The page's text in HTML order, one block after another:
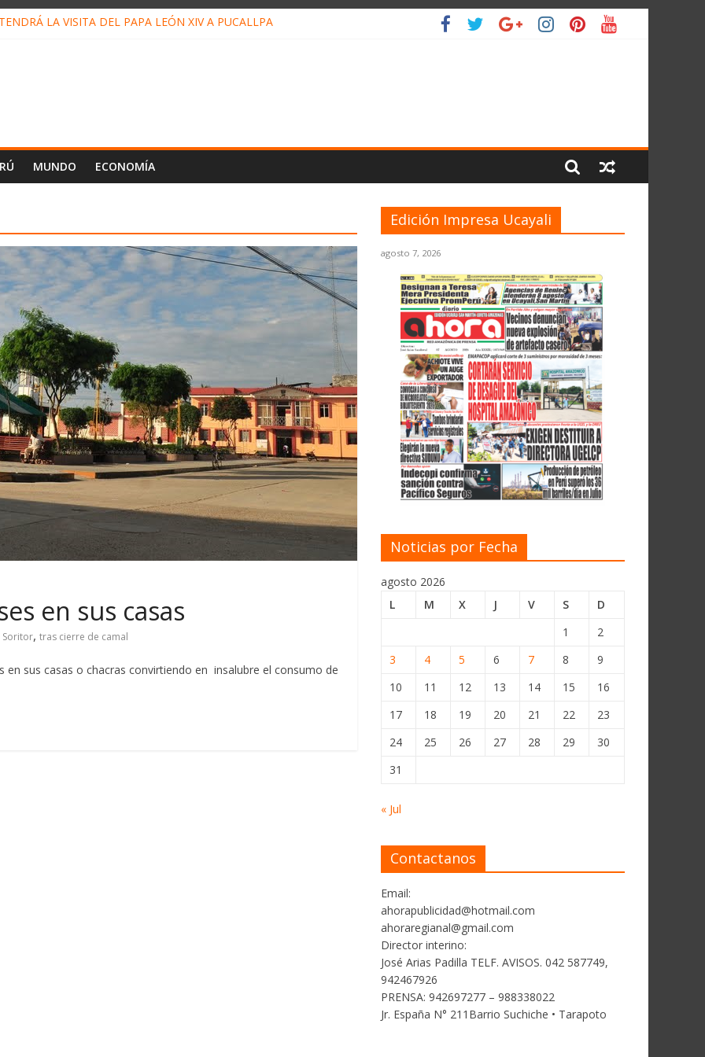
LA VISITA DEL PAPA LEÓN XIV A PUCALLPA
MUNDO ECONOMÍA
en sus casas
Soritor, tras cierre de camal
sus casas o chacras convirtiendo en insalubre el consumo de
Edición Impresa Ucayali
agosto 7, 2026
Noticias por Fecha
agosto 2026
L
M X J V S
D
1
2
3
4 5 6 7 8
9
10
11 12 13 14 15
16
17
18 19 20 21 22
23
24
25 26 27 28 29
30
31
« Jul
Contactanos
Email:
ahorapublicidad@hotmail.com
ahoraregianal@gmail.com
Director interino:
José Arias Padilla TELF. AVISOS. 042 587749,
942467926
PRENSA: 942697277 – 988338022
Jr. España N° 211Barrio Suchiche • Tarapoto